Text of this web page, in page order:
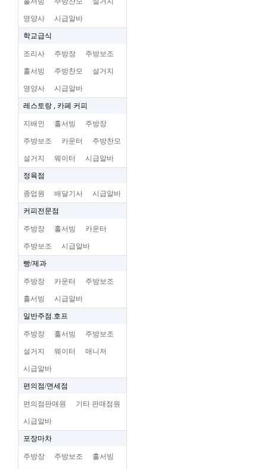
영양사 시급알바
학교급식
조리사 주방장 주방보조
홀서빙 주방찬모 설거지
영양사 시급알바
레스토랑 , 카페 커피
지배인 홀서빙 주방장
주방보조 카운터 주방찬모
설거지 웨이터 시급알바
정육점
종업원 배달기사 시급알바
커피전문점
주방장 홀서빙 카운터
주방보조 시급알바
빵/제과
주방장 카운터 주방보조
홀서빙 시급알바
일반주점.호프
주방장 홀서빙 주방보조
설거지 웨이터 매니저
시급알바
편의점/면세점
편의점판매원 기타 판매점원
시급알바
포장마차
주방장 주방보조 홀서빙